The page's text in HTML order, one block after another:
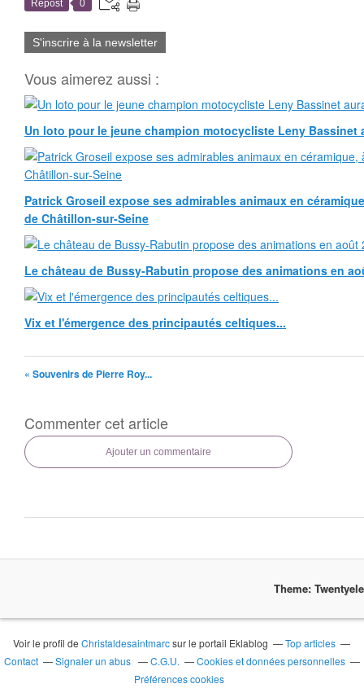
Repost 0
S'inscrire à la newsletter
Vous aimerez aussi :
Un loto pour le jeune champion motocycliste Leny Bassinet
Patrick Groseil expose ses admirables animaux en
de Châtillon-sur-Seine
Le château de Bussy-Rabutin propose des animations en
Vix et l'émergence des principautés celtiques...
« Souvenirs de Pierre Roy...
Commenter cet article
Ajouter un commentaire
Theme:
Voir le profil deChristaldesaintmarcsur le portail Eklablog
Top articles
Contact
Signaler un abus C.G.U.
Cookies et données personnelles
Préférences cookies